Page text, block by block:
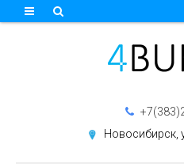
Новосибирск,